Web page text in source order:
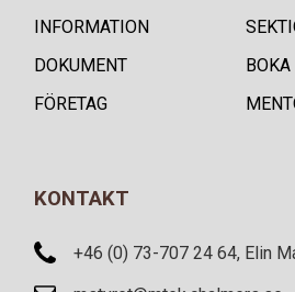
INFORMATION
DOKUMENT
BOKA
FÖRETAG
KONTAKT
+46 (0) 73-707 24 64, Elin